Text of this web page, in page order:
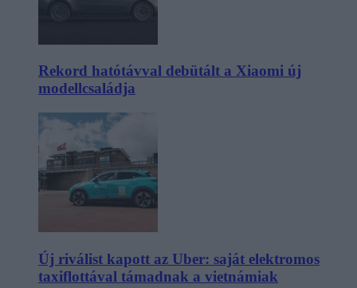
Rekord hatótávval debütált a Xiaomi új
modellcsaládja
Új riválist kapott az Uber: saját elektromos
taxiflottával támadnak a vietnámiak